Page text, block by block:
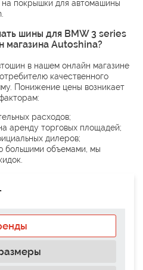
покрышки для автомашины
шины для BMW 3 series
магазина Autoshina?
в нашем онлайн магазине
качественного
Понижение цены возникает
расходов;
аренду торговых площадей;
дилеров;
большими объемами, мы